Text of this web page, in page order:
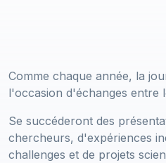
Comme chaque année, la
l'occasion d'échanges entre
Se succéderont des
chercheurs, d'expériences
challenges et de projets